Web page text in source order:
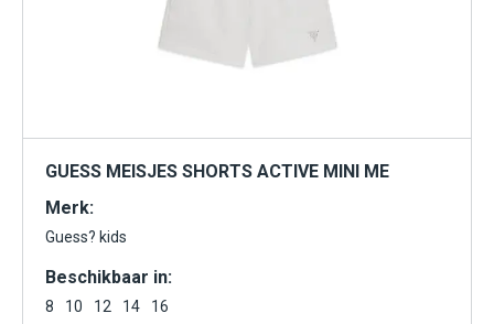
GUESS MEISJES SHORTS ACTIVE MINI ME
Merk:
Guess? kids
Beschikbaar in:
8 10 12 14 16